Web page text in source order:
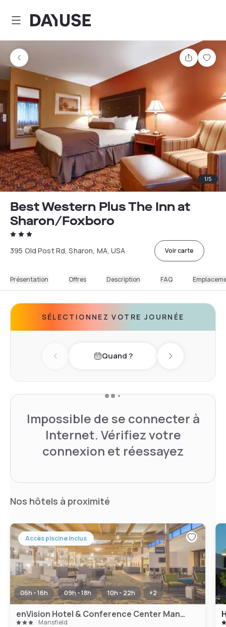
Dayuse
Partager
1/5
Best Western Plus The Inn at
Sharon/Foxboro
395 Old Post Rd, Sharon, MA, USA Voir carte
Présentation Offres Description FAQ
SÉLECTIONNEZ VOTRE JOURNÉE
Previous dayQuand ? Next day
Impossible de se connecter à
Internet. Vérifiez votre
connexion et réessayez
Nos hôtels à proximité
Accès piscine inclus
06h - 16h 09h - 18h 10h - 22h +2
enVision Hotel & Conference Center Mansfield-Foxboro
Mansfield